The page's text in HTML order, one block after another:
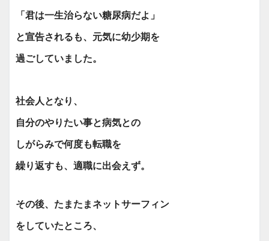
「君は一生治らない糖尿病だよ」
と宣告されるも、元気に幼少期を
過ごしていました。
社会人となり、
自分のやりたい事と病気との
しがらみで何度も転職を
繰り返すも、適職に出会えず。
その後、たまたまネットサーフィン
を していたところ、